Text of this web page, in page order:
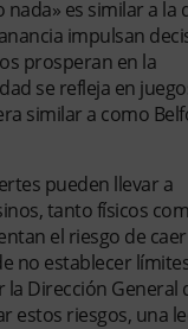
es similar a la
impulsan
prosperan en la
se refleja en
similar a como
pueden llevar a
tanto físicos
el riesgo de
no establecer
la Dirección General
estos riesgos, una